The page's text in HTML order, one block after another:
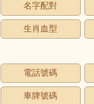
名字配對
生肖血型
電話號碼
車牌號碼